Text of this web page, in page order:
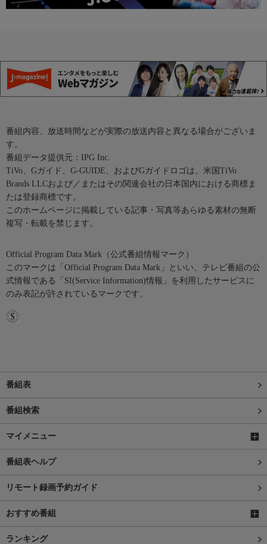
番組内容、放送時間などが実際の放送内容と異なる場合がございま
す。
番組データ提供元：IPG Inc.
TiVo、Gガイド、G-GUIDE、およびGガイドロゴは、米国TiVo
Brands LLCおよび／またはその関連会社の日本国内における商標ま
たは登録商標です。
このホームページに掲載している記事・写真等あらゆる素材の無断
複写・転載を禁じます。
Official Program Data Mark（公式番組情報マーク）
このマークは「Official Program Data Mark」といい、テレビ番組の公
式情報である「SI(Service Information)情報」を利用したサービスに
のみ表記が許されているマークです。
番組表
番組検索
マイメニュー
番組表ヘルプ
リモート録画予約ガイド
おすすめ番組
ランキング